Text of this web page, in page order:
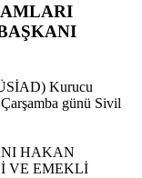
Kurucu
günü Sivil